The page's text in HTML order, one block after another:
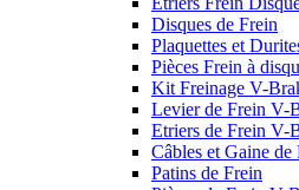
Disques de Frein
Plaquettes et
Pièces Frein à
Kit Freinage V-
Levier de Frein V-
Etriers de Frein V-
Câbles et Gaine de
Patins de Frein